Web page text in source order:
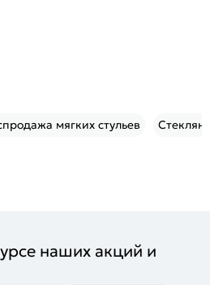
мягких стульев
наших акций и